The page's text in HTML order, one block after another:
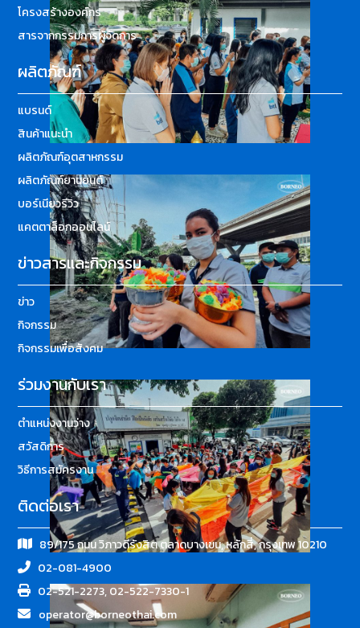
โครงสร้างองค์กร
สารจากกรรมการผู้จัดการ
ผลิตภัณฑ์
แบรนด์
สินค้าแนะนำ
ผลิตภัณฑ์อุตสาหกรรม
ผลิตภัณฑ์ยานยนต์
บอร์เนียวรีวิว
แคตตาล็อกออนไลน์
ข่าวสารและกิจกรรม
ข่าว
กิจกรรม
กิจกรรมเพื่อสังคม
ร่วมงานกับเรา
ตำแหน่งงานว่าง
สวัสดิการ
วิธีการสมัครงาน
ติดต่อเรา
89/175 ถนน วิภาวดีรังสิต ตลาดบางเขน, หลักสี่, กรุงเทพ 10210
02-081-4900
02-521-2273, 02-522-7330-1
operator@borneothai.com